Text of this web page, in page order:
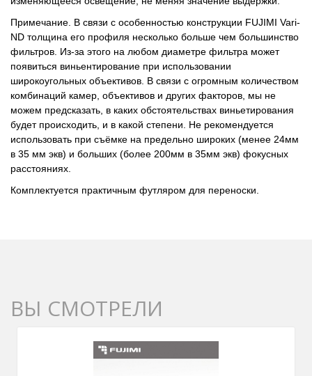
Примечание. В связи с особенностью конструкции FUJIMI Vari-
ND толщина его профиля несколько больше чем большинство
фильтров. Из-за этого на любом диаметре фильтра может
появиться виньентирование при использовании
широкоугольных объективов. В связи с огромным количеством
комбинаций камер, объективов и других факторов, мы не
можем предсказать, в каких обстоятельствах виньетирования
будет происходить, и в какой степени. Не рекомендуется
использовать при съёмке на предельно широких (менее 24мм
в 35 мм экв) и больших (более 200мм в 35мм экв) фокусных
расстояниях.
Комплектуется практичным футляром для переноски.
ВЫ СМОТРЕЛИ